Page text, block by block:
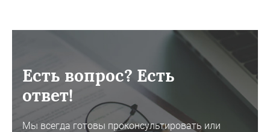
Есть вопрос? Есть
ответ!
Мы всегда готовы проконсультировать или